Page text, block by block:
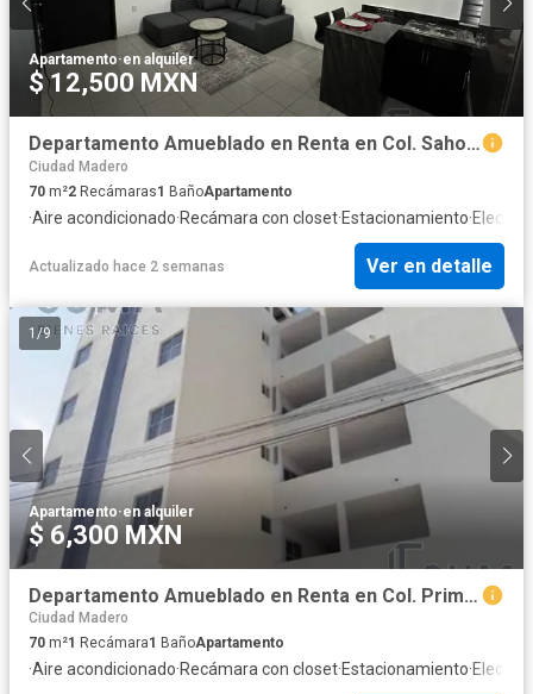
Apartamento·en alquiler
$ 12,500 MXN
Departamento Amueblado en Renta en Col. Sahop, Madero Tamaulipas.
Ciudad Madero
70 m²2 Recámaras1 BañoApartamento
·Aire acondicionado·Recámara con closet·Estacionamiento·
Actualizado hace 2 semanas Ver en detalle
1 /9
Apartamento·en alquiler
$ 6,300 MXN
Departamento Amueblado en Renta en Col. Primero de Mayo, Madero Tamaulipas.
Ciudad Madero
70 m²1 Recámara1 BañoApartamento
·Aire acondicionado·Recámara con closet·Estacionamiento·